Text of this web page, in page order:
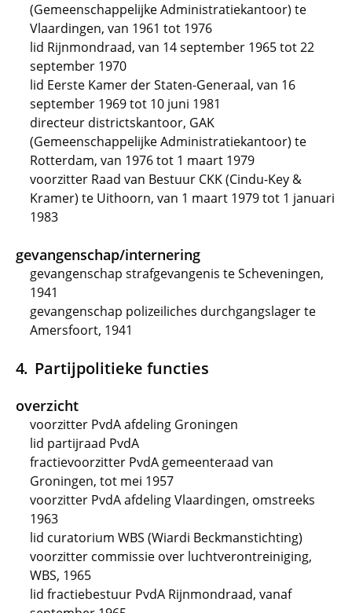
(Gemeenschappelijke Administratiekantoor) te
Vlaardingen, van 1961 tot 1976
lid Rijnmondraad, van 14 september 1965 tot 22
september 1970
lid Eerste Kamer der Staten-Generaal, van 16
september 1969 tot 10 juni 1981
directeur districtskantoor, GAK
(Gemeenschappelijke Administratiekantoor) te
Rotterdam, van 1976 tot 1 maart 1979
voorzitter Raad van Bestuur CKK (Cindu-Key &
Kramer) te Uithoorn, van 1 maart 1979 tot 1 januari
1983
gevangenschap/internering
gevangenschap strafgevangenis te Scheveningen,
1941
gevangenschap polizeiliches durchgangslager te
Amersfoort, 1941
Partijpolitieke functies
overzicht
voorzitter PvdA afdeling Groningen
lid partijraad PvdA
fractievoorzitter PvdA gemeenteraad van
Groningen, tot mei 1957
voorzitter PvdA afdeling Vlaardingen, omstreeks
1963
lid curatorium WBS (Wiardi Beckmanstichting)
voorzitter commissie over luchtverontreiniging,
WBS, 1965
lid fractiebestuur PvdA Rijnmondraad, vanaf